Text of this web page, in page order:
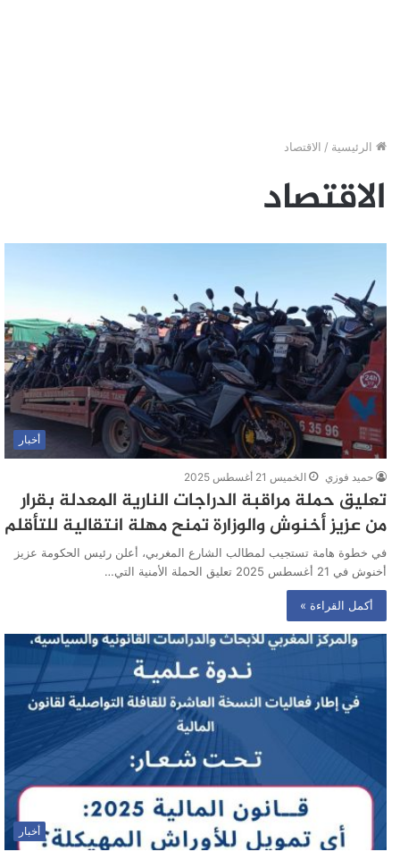
الرئيسية / الاقتصاد
الاقتصاد
أخبار
حميد فوزي الخميس 21 أغسطس 2025
تعليق حملة مراقبة الدراجات النارية المعدلة بقرار
من عزيز أخنوش والوزارة تمنح مهلة انتقالية للتأقلم
في خطوة هامة تستجيب لمطالب الشارع المغربي، أعلن رئيس الحكومة عزيز
أخنوش في 21 أغسطس 2025 تعليق الحملة الأمنية التي…
أكمل القراءة »
أخبار